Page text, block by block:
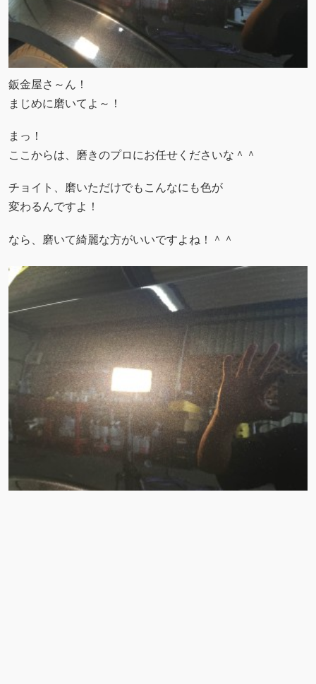
鈑金屋さ～ん！
まじめに磨いてよ～！
まっ！
ここからは、磨きのプロにお任せくださいな＾＾
チョイト、磨いただけでもこんなにも色が
変わるんですよ！
なら、磨いて綺麗な方がいいですよね！＾＾